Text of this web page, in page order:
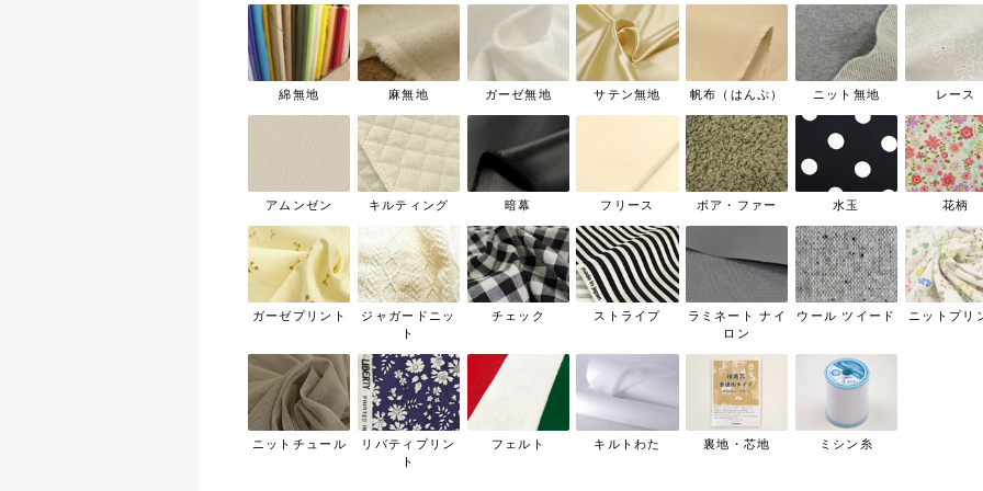
綿無地 麻無地 ガーゼ無地 サテン無地 帆布（はんぷ） ニット無地 レース
アムンゼン キルティング 暗幕 フリース ボア・ファー 水玉 花柄
ガーゼプリント
ジャガードニッ
ト
チェック ストライプ
ラミネート ナイ
ロン
ウール ツイード ニットプリ
ニットチュール
リバティプリン
ト
フェルト キルトわた 裏地・芯地 ミシン糸